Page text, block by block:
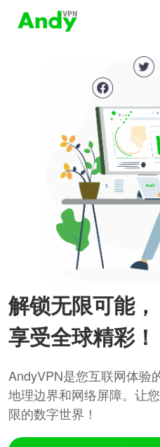
解锁无限可能，
享受全球精彩！
AndyVPN是您互联网体验
地理边界和网络屏障。让
限的数字世界！